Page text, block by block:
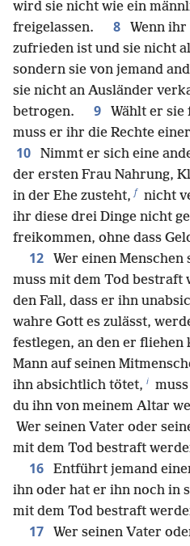
wird sie nicht wie ein
freigelassen.
8
Wenn
zufrieden ist und sie nicht
sondern sie von jemand
sie nicht an Ausländer
betrogen.
9
Wählt er sie
muss er ihr die Rechte
10
Nimmt er sich eine
der ersten Frau Nahrung,
in der Ehe zusteht, f nicht
ihr diese drei Dinge nicht
freikommen, ohne dass
12
Wer einen
muss mit dem Tod bestraft
den Fall, dass er ihn
wahre Gott es zulässt,
festlegen, an den er fliehen
Mann auf seinen
ihn absichtlich tötet, i
du ihn von meinem Altar
Wer seinen Vater oder
mit dem Tod bestraft
16 Entführt jemand
ihn oder hat er ihn noch in
mit dem Tod bestraft
17 Wer seinen Vater